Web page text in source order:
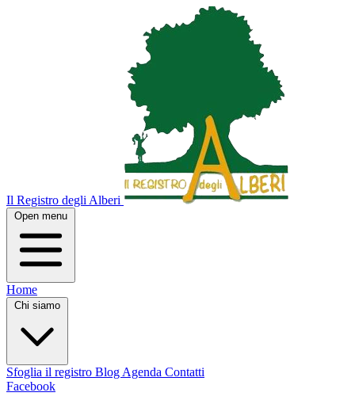
Il Registro degli Alberi
Open menu
Home
Chi siamo
Sfoglia il registro Blog Agenda Contatti
Facebook